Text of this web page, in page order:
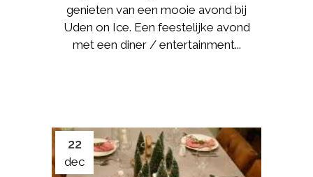
genieten van een mooie avond bij
Uden on Ice. Een feestelijke avond
met een diner / entertainment...
22
dec